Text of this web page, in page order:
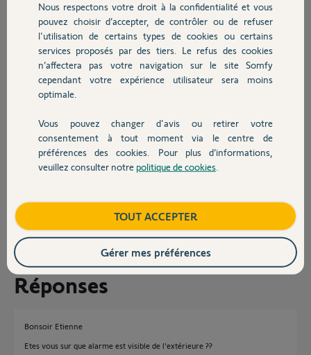
Chauffage
Autres produits
Devis avec un pro
Contact
mais ne reçoit pas de mail pour poursuivre l'inscription (pas plus dans
les spams).
Ce matin, je recommence la manip.
Le logiciel me dit que le nom de sous-domaine est en cours de
validation ... j'essaye donc avec un autre. Mais toujours pas de mail
pour permettre de valider l'inscription.
Merci pour toute info que vous pourriez me donner,
Cordialement,
Etienne M.
Participer au fil de discussion
Réponses
Bonsoir Etienne
Etes vous sur que alarme est visible de l'extérieure ??
Nous respectons votre droit à la confidentialité et vous
pouvez choisir d’accepter, de contrôler ou de refuser
l'utilisation de certains types de cookies ou certains
services proposés par des tiers. Le refus des cookies
n’affectera pas votre navigation sur le site Somfy
cependant votre expérience utilisateur sera moins
optimale.
Vous pouvez changer d'avis ou retirer votre
consentement à tout moment via le centre de
préférences des cookies. Pour plus d’informations,
veuillez consulter notre politique de cookies
TOUT ACCEPTER
Gérer mes préférences